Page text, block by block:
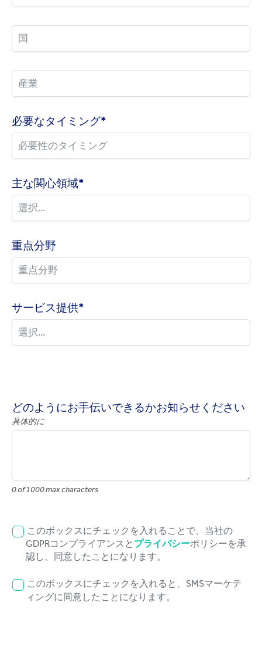
必要なタイミング*
主な関心領域*
重点分野
サービス提供*
どのようにお手伝いできるかお知らせください
具体的に
0 of 1000 max characters
このボックスにチェックを入れることで、当社の
GDPRコンプライアンスと プライバシーポリシーを承
認し、同意したことになります。
このボックスにチェックを入れると、SMSマーケテ
ィングに同意したことになります。